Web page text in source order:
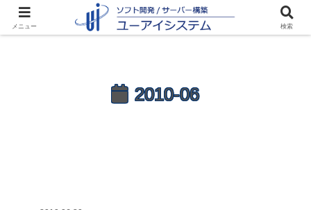
2010-06
メニュー 検索